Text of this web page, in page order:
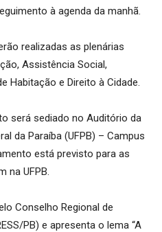
à agenda da manhã.
realizadas as plenárias
Assistência Social,
Habitação e Direito à Cidade.
será sediado no Auditório da
da Paraíba (UFPB) – Campus
está previsto para as
na UFPB.
Conselho Regional de
PB) e apresenta o lema “A